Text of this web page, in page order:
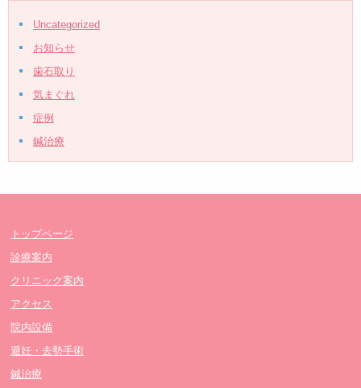
Uncategorized
お知らせ
歯石取り
気まぐれ
症例
鍼治療
トップページ
診療案内
クリニック案内
アクセス
院内設備
避妊・去勢手術
鍼治療